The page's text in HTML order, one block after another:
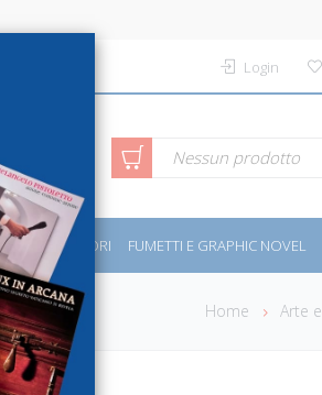
Login
avanzata Nessun prodotto
E MOTORI FUMETTI E GRAPHIC NOVEL
Home Arte